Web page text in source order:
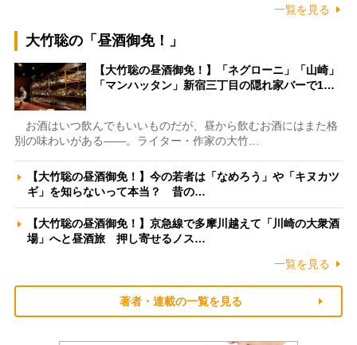
一覧を見る
大竹聡の「昼酒御免！」
【大竹聡の昼酒御免！】「ネグローニ」「山崎」
「マンハッタン」新宿三丁目の隠れ家バーで1…
お酒はいつ飲んでもいいものだが、昼から飲むお酒にはまた格
別の味わいがある――。ライター・作家の大竹…
【大竹聡の昼酒御免！】今の若者は「なめろう」や「キヌカツ
ギ」を知らないって本当？ 昔の…
【大竹聡の昼酒御免！】京急線で多摩川越えて「川崎の大衆酒
場」へと昼酒旅 押し寄せるノス…
一覧を見る
著者・連載の一覧を見る